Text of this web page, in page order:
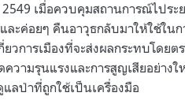
2549 เมื่อควบคุมสถานการณ์ไประ
ค่อยๆ คืนอาวุธกลับมาให้ใช้ในก
วการเมืองที่จะส่งผลกระทบโดยต
วามรุนแรงและการสูญเสียอย่าง
ลป่าที่ถูกใช้เป็นเครื่องมือ